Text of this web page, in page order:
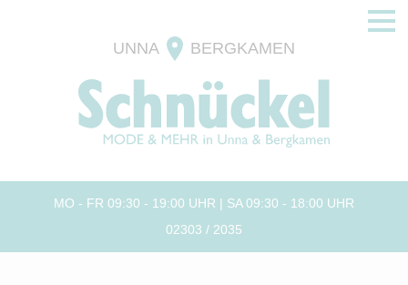
UNNA BERGKAMEN
MO - FR 09:30 - 19:00 UHR | SA 09:30 - 18:00 UHR
02303 / 2035